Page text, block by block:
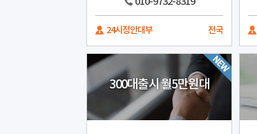
24시정안대부 전국
300대출시 월5만원대